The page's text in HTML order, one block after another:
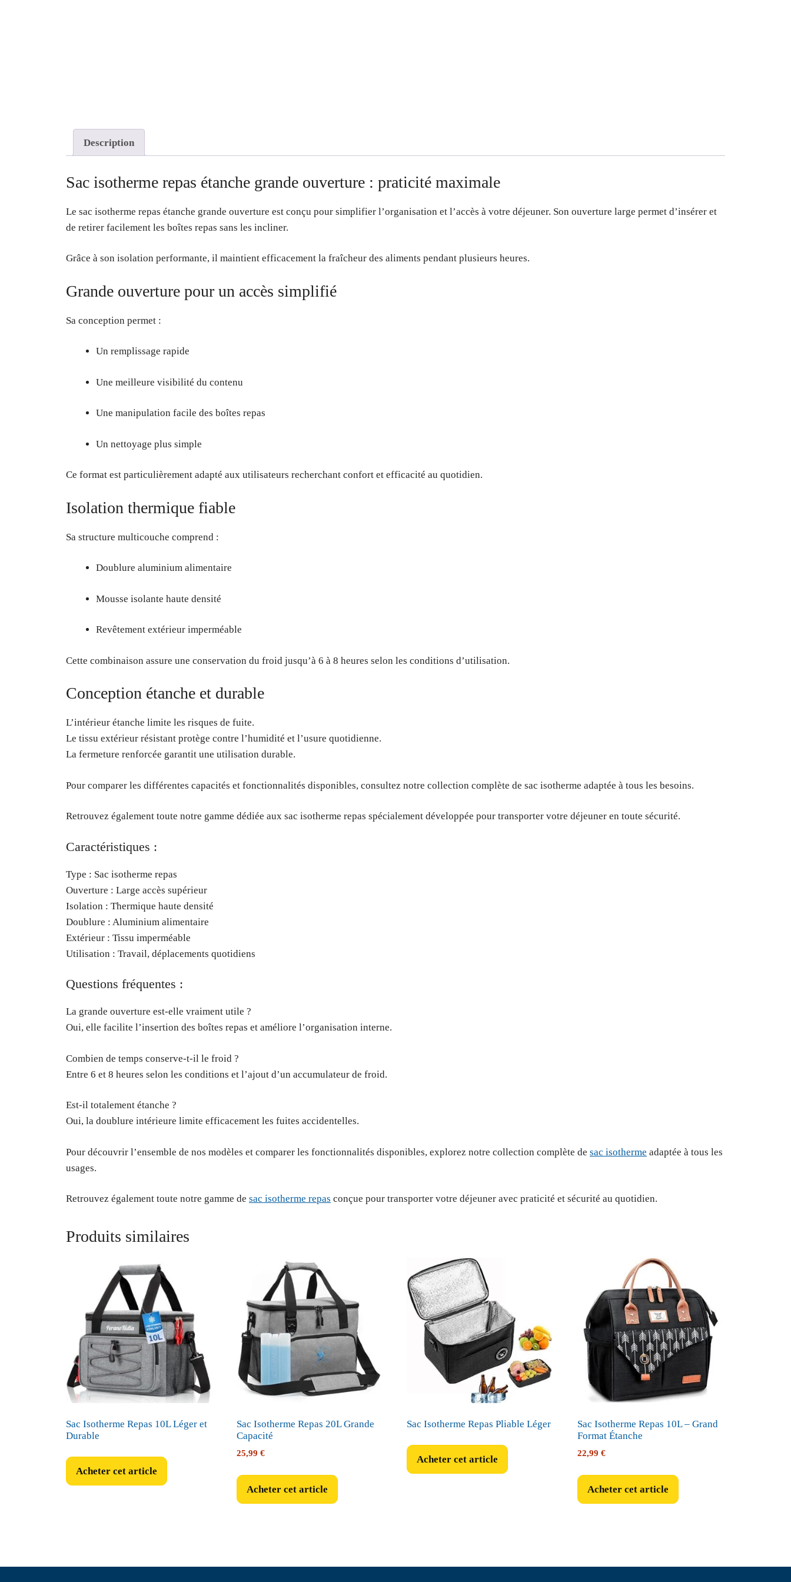
Description
Sac isotherme repas étanche grande ouverture : praticité maximale
Le sac isotherme repas étanche grande ouverture est conçu pour simplifier l’organisation et l’accès à votre déjeuner. Son ouverture large permet d’insérer et
de retirer facilement les boîtes repas sans les incliner.
Grâce à son isolation performante, il maintient efficacement la fraîcheur des aliments pendant plusieurs heures.
Grande ouverture pour un accès simplifié
Sa conception permet :
Un remplissage rapide
Une meilleure visibilité du contenu
Une manipulation facile des boîtes repas
Un nettoyage plus simple
Ce format est particulièrement adapté aux utilisateurs recherchant confort et efficacité au quotidien.
Isolation thermique fiable
Sa structure multicouche comprend :
Doublure aluminium alimentaire
Mousse isolante haute densité
Revêtement extérieur imperméable
Cette combinaison assure une conservation du froid jusqu’à 6 à 8 heures selon les conditions d’utilisation.
Conception étanche et durable
L’intérieur étanche limite les risques de fuite.
Le tissu extérieur résistant protège contre l’humidité et l’usure quotidienne.
La fermeture renforcée garantit une utilisation durable.
Pour comparer les différentes capacités et fonctionnalités disponibles, consultez notre collection complète de sac isotherme adaptée à tous les besoins.
Retrouvez également toute notre gamme dédiée aux sac isotherme repas spécialement développée pour transporter votre déjeuner en toute sécurité.
Caractéristiques :
Type : Sac isotherme repas
Ouverture : Large accès supérieur
Isolation : Thermique haute densité
Doublure : Aluminium alimentaire
Extérieur : Tissu imperméable
Utilisation : Travail, déplacements quotidiens
Questions fréquentes :
La grande ouverture est-elle vraiment utile ?
Oui, elle facilite l’insertion des boîtes repas et améliore l’organisation interne.
Combien de temps conserve-t-il le froid ?
Entre 6 et 8 heures selon les conditions et l’ajout d’un accumulateur de froid.
Est-il totalement étanche ?
Oui, la doublure intérieure limite efficacement les fuites accidentelles.
Pour découvrir l’ensemble de nos modèles et comparer les fonctionnalités disponibles, explorez notre collection complète de sac isotherme adaptée à tous les
usages.
Retrouvez également toute notre gamme de sac isotherme repas conçue pour transporter votre déjeuner avec praticité et sécurité au quotidien.
Produits similaires
Sac Isotherme Repas 10L Léger et
Durable
Acheter cet article
Sac Isotherme Repas 20L Grande
Capacité
25,99 €
Acheter cet article
Sac Isotherme Repas Pliable Léger
Acheter cet article
Sac Isotherme Repas 10L – Grand
Format Étanche
22,99 €
Acheter cet article